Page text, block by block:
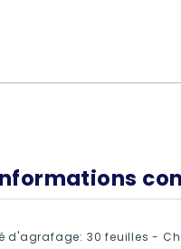
d'agrafage: 30 feuilles -